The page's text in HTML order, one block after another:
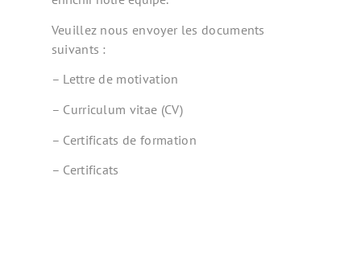
Veuillez nous envoyer les documents
suivants :
– Lettre de motivation
– Curriculum vitae (CV)
– Certificats de formation
– Certificats